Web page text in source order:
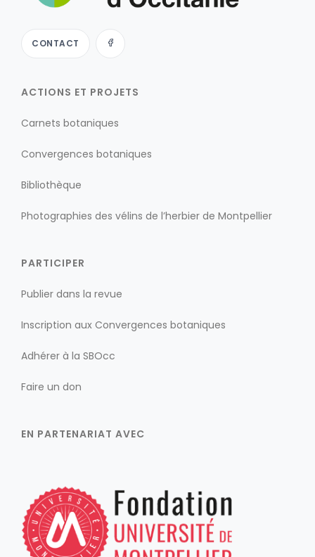
CONTACT
ACTIONS ET PROJETS
Carnets botaniques
Convergences botaniques
Bibliothèque
Photographies des vélins de l’herbier de Montpellier
PARTICIPER
Publier dans la revue
Inscription aux Convergences botaniques
Adhérer à la SBOcc
Faire un don
EN PARTENARIAT AVEC